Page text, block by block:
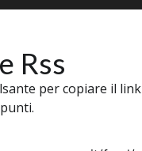
Rss
per copiare il link